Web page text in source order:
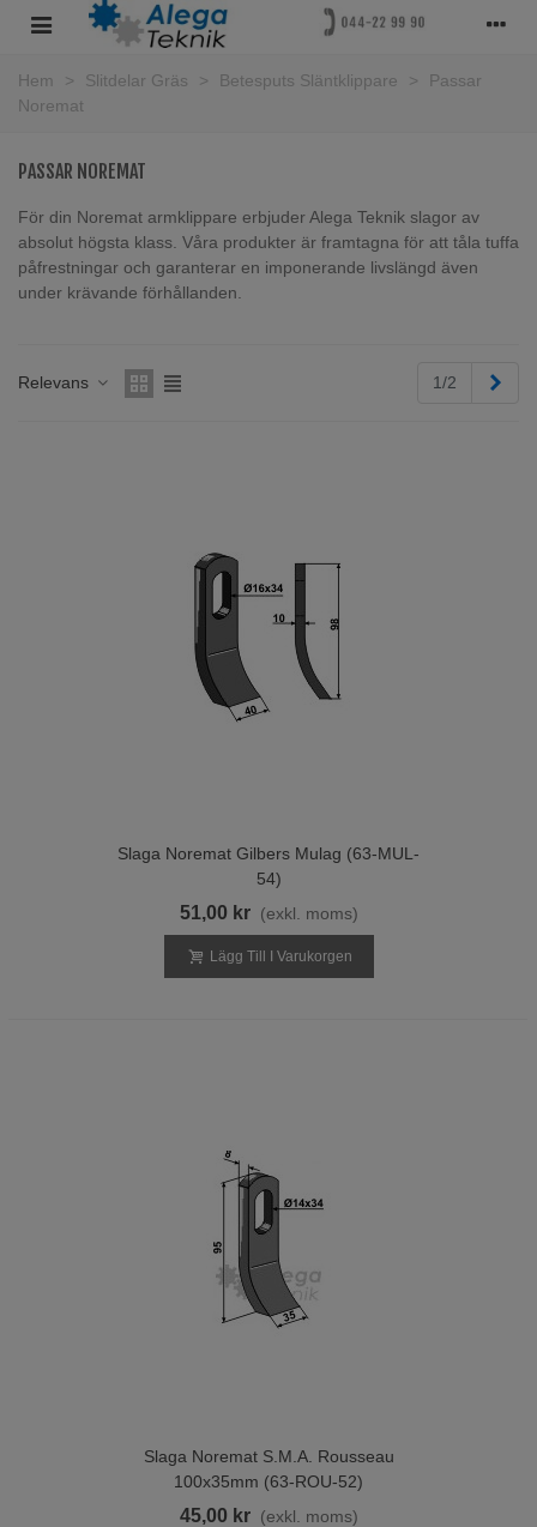
Hem > Slitdelar Gräs > Betesputs Släntklippare >
Passar
Noremat
PASSAR NOREMAT
För din Noremat armklippare erbjuder Alega Teknik slagor av
absolut högsta klass. Våra produkter är framtagna för att tåla tuffa
påfrestningar och garanterar en imponerande livslängd även
under krävande förhållanden.
Relevans
1/2
Slaga Noremat Gilbers Mulag (63-MUL-
54)
51,00 kr (exkl. moms)
Lägg Till I Varukorgen
Slaga Noremat S.M.A. Rousseau
100x35mm (63-ROU-52)
45,00 kr (exkl. moms)